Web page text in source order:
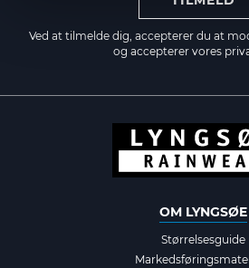
Ved at tilmelde dig, accepterer du at
og accepterer vores
OM LYNGSØE
Størrelsesguide